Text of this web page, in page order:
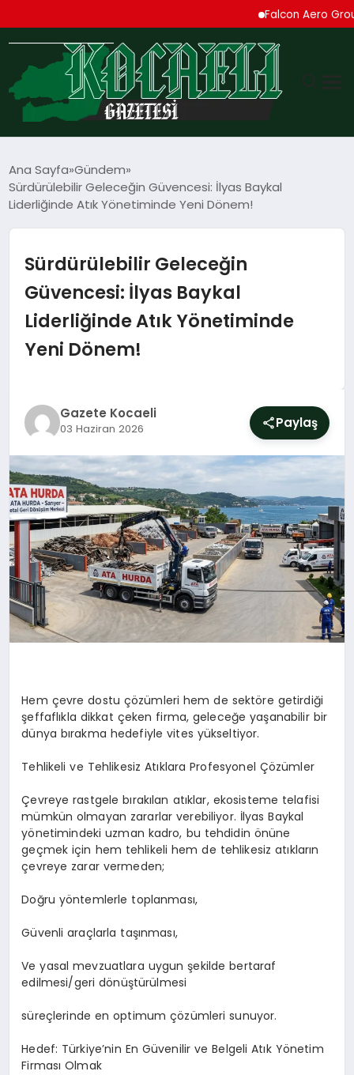
Falcon Aero Group,
TEKNOLOJI
MAGAZIN
YAŞAM
SAĞLIK
EĞITIM
Ana Sayfa Gündem
Sürdürülebilir Geleceğin Güvencesi: İlyas Baykal
Liderliğinde Atık Yönetiminde Yeni Dönem!
Sürdürülebilir Geleceğin
Güvencesi: İlyas Baykal
Liderliğinde Atık Yönetiminde
Yeni Dönem!
Gazete Kocaeli
03 Haziran 2026 Paylaş
Hem çevre dostu çözümleri hem de sektöre getirdiği
şeffaflıkla dikkat çeken firma, geleceğe yaşanabilir bir
dünya bırakma hedefiyle vites yükseltiyor.
Tehlikeli ve Tehlikesiz Atıklara Profesyonel Çözümler
Çevreye rastgele bırakılan atıklar, ekosisteme telafisi
mümkün olmayan zararlar verebiliyor. İlyas Baykal
yönetimindeki uzman kadro, bu tehdidin önüne
geçmek için hem tehlikeli hem de tehlikesiz atıkların
çevreye zarar vermeden;
Doğru yöntemlerle toplanması,
Güvenli araçlarla taşınması,
Ve yasal mevzuatlara uygun şekilde bertaraf
edilmesi/geri dönüştürülmesi
süreçlerinde en optimum çözümleri sunuyor.
Hedef: Türkiye’nin En Güvenilir ve Belgeli Atık Yönetim
Firması Olmak